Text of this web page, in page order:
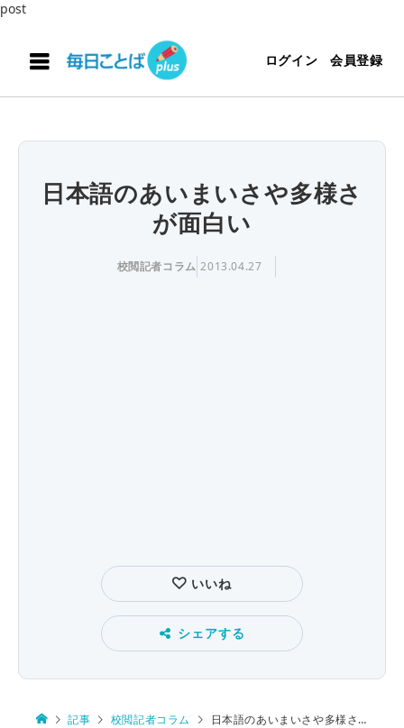
post
ログイン 会員登録
日本語のあいまいさや多様さ
が面白い
校閲記者コラム 2013.04.27
いいね
シェアする
記事 校閲記者コラム 日本語のあいまいさや多様さが面白い